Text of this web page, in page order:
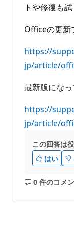
トや修復も
Officeの更新
https://
jp/article/
最新版にな
https://
jp/article/
この回答は
はい
0 件のコメ
コ